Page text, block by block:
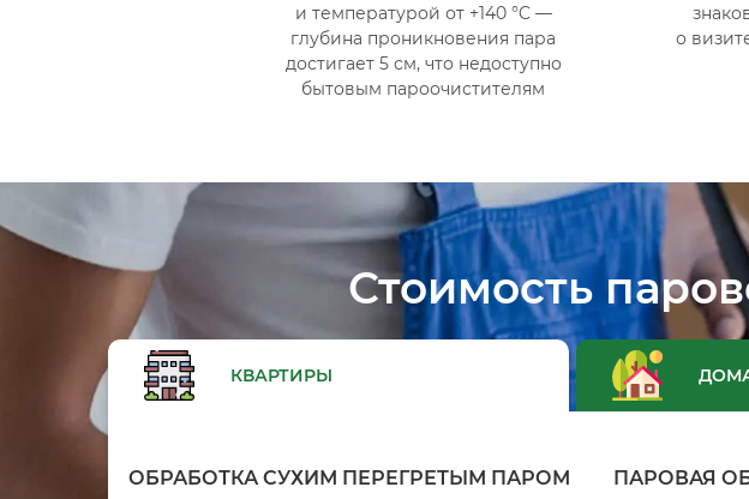
и температурой от +140 °C —
глубина проникновения пара
достигает 5 см, что недоступно
бытовым пароочистителям
о
Стоимость
КВАРТИРЫ
ОБРАБОТКА СУХИМ ПЕРЕГРЕТЫМ ПАРОМ
ПАРОВАЯ